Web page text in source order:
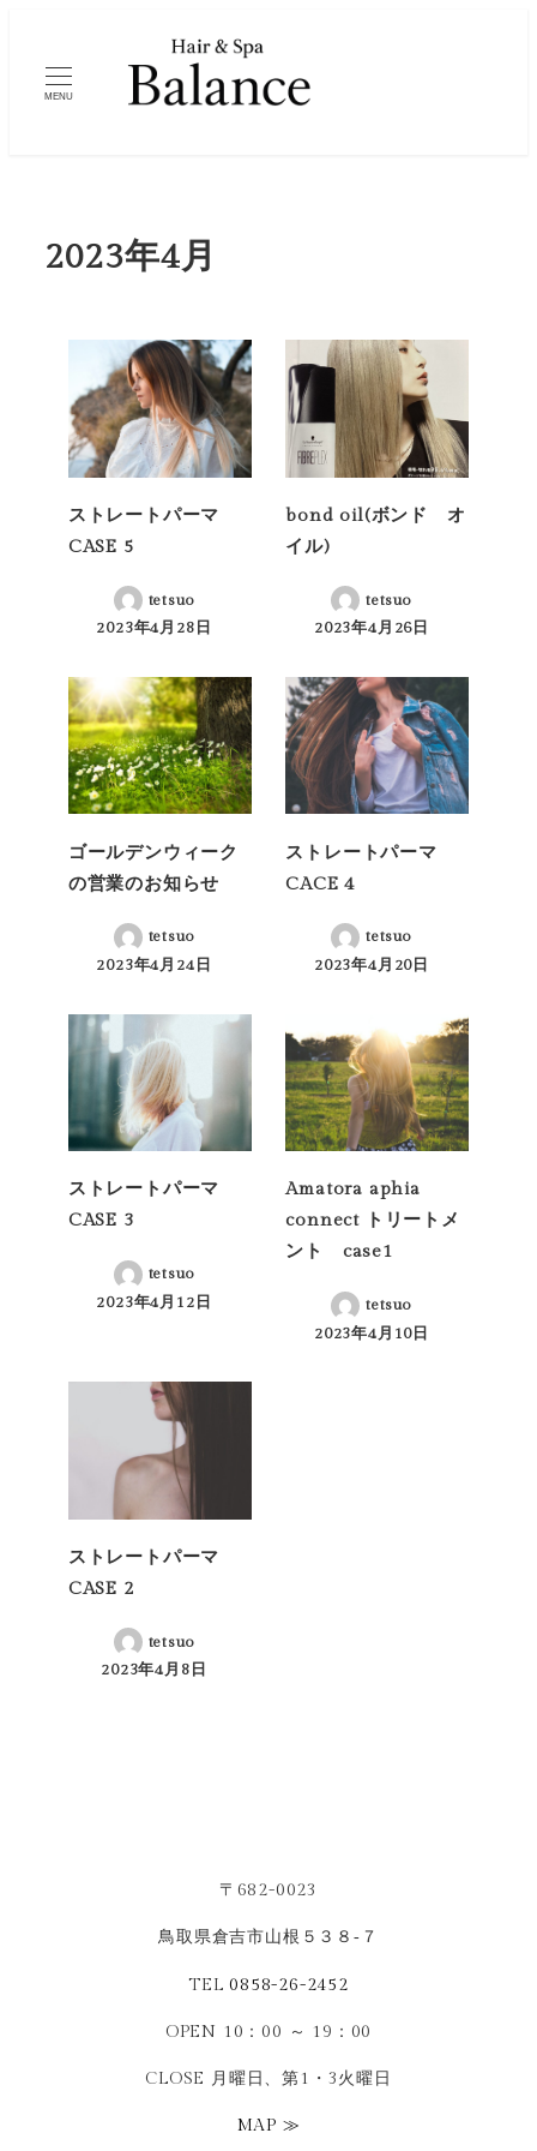
MENU
2023年4月
ストレートパーマ
CASE 5
tetsuo
投稿日
2023年4月28日
bond oil(ボンド オ
イル)
tetsuo
投稿日
2023年4月26日
ゴールデンウィーク
の営業のお知らせ
tetsuo
投稿日
2023年4月24日
ストレートパーマ
CACE 4
tetsuo
投稿日
2023年4月20日
ストレートパーマ
CASE 3
tetsuo
投稿日
2023年4月12日
Amatora aphia
connect トリートメ
ント case1
tetsuo
投稿日
2023年4月10日
ストレートパーマ
CASE 2
tetsuo
投稿日
2023年4月8日
〒682-0023
鳥取県倉吉市山根５３８‐７
TEL0858-26-2452
OPEN 10：00 ～ 19：00
CLOSE 月曜日、第1・3火曜日
MAP ≫